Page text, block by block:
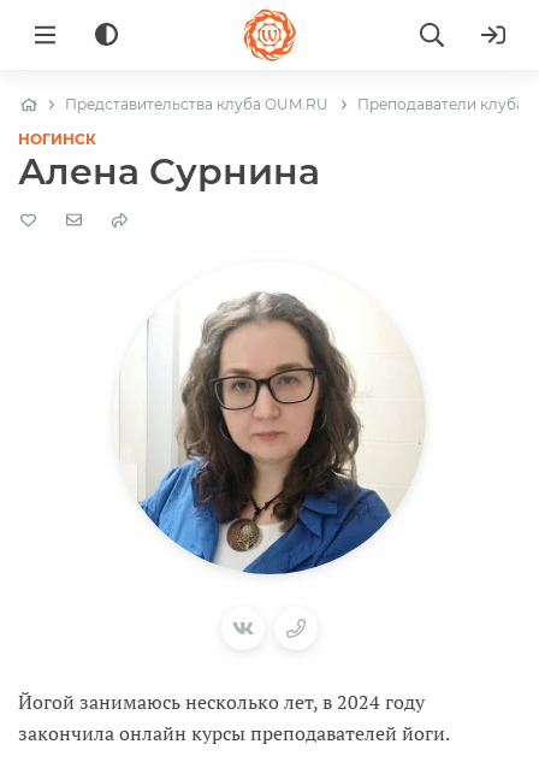
Представительства клуба OUM.RU
Преподаватели клуба
НОГИНСК
Алена Сурнина
Йогой занимаюсь несколько лет, в 2024 году
закончила онлайн курсы преподавателей йоги.